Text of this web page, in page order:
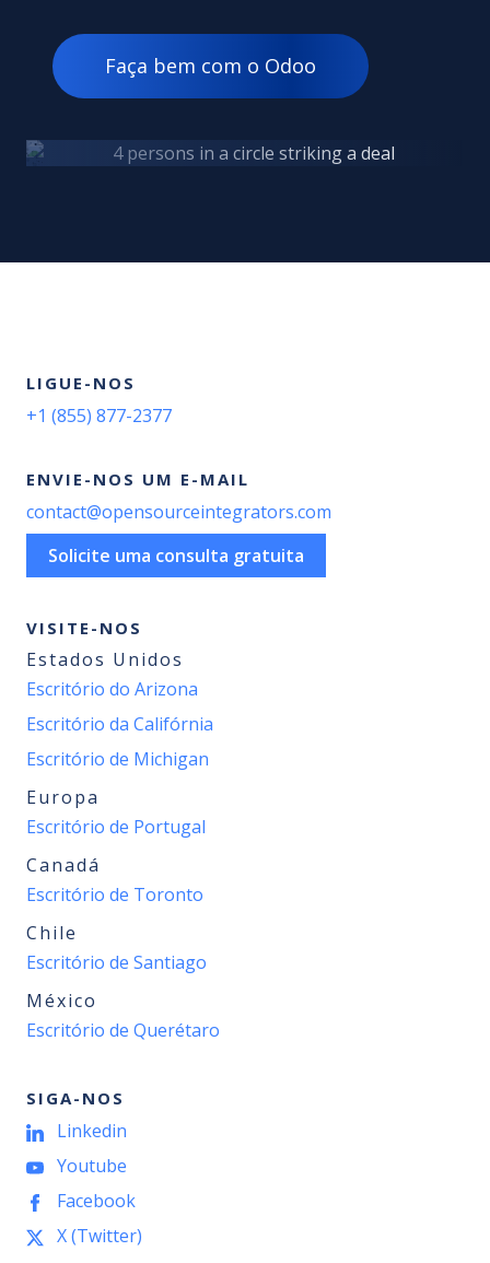
Faça bem com o Odoo
LIGUE-NOS
+1 (855) 877-2377
ENVIE-NOS UM E-MAIL
contact@opensourceintegrators.com
Solicite uma consulta gratuita
VISITE-NOS
Estados Unidos
Escritório do Arizona
Escritório da Califórnia
Escritório de Michigan
Europa
Escritório de Portugal
Canadá
Escritório de Toronto
Chile
Escritório de Santiago
México
Escritório de Querétaro
SIGA-NOS
Linkedin
Youtube
Facebook
X (Twitter)